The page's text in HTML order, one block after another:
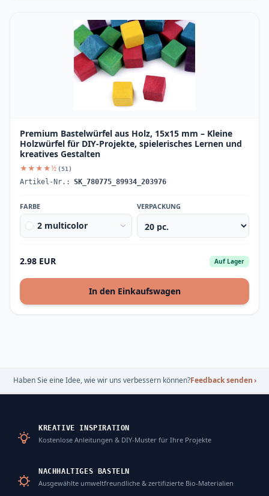
Premium Bastelwürfel aus Holz, 15x15 mm – Kleine
Holzwürfel für DIY-Projekte, spielerisches Lernen und
kreatives Gestalten
★★★★½ (51)
Artikel-Nr.: SK_780775_89934_203976
FARBE
2 multicolor
VERPACKUNG
2.98 EUR Auf Lager
In den Einkaufswagen
Haben Sie eine Idee, wie wir uns verbessern können?Feedback senden›
KREATIVE INSPIRATION
Kostenlose Anleitungen & DIY-Muster für Ihre Projekte
NACHHALTIGES BASTELN
Ausgewählte umweltfreundliche & zertifizierte Bio-Materialien